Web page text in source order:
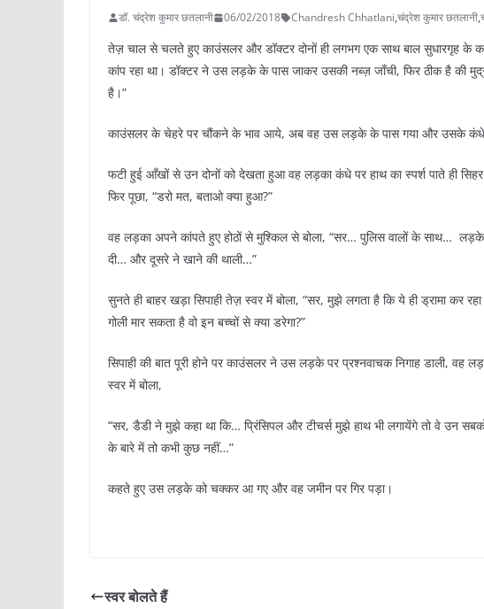
डॉ. चंद्रेश कुमार छतलानी 06/02/2018 Chandresh Chhatlani,चंद्रेश कुमार छतलानी,
तेज़ चाल से चलते हुए काउंसलर और डॉक्टर दोनों ही लगभग एक साथ बाल सुधारगृह के
कांप रहा था। डॉक्टर ने उस लड़के के पास जाकर उसकी नब्ज़ जाँची, फिर ठीक है की
है।”
काउंसलर के चेहरे पर चौंकने के भाव आये, अब वह उस लड़के के पास गया और उसके कंधे
फटी हुई आँखों से उन दोनों को देखता हुआ वह लड़का कंधे पर हाथ का स्पर्श पाते ही
फिर पूछा, “डरो मत, बताओ क्या हुआ?”
वह लड़का अपने कांपते हुए होठों से मुश्किल से बोला, “सर… पुलिस वालों के साथ…
दी… और दूसरे ने खाने की थाली…”
सुनते ही बाहर खड़ा सिपाही तेज़ स्वर में बोला, “सर, मुझे लगता है कि ये ही ड्रामा कर
गोली मार सकता है वो इन बच्चों से क्या डरेगा?”
सिपाही की बात पूरी होने पर काउंसलर ने उस लड़के पर प्रश्नवाचक निगाह डाली,
स्वर में बोला,
“सर, डैडी ने मुझे कहा था कि… प्रिंसिपल और टीचर्स मुझे हाथ भी लगायेंगे तो वे उन
के बारे में तो कभी कुछ नहीं…”
कहते हुए उस लड़के को चक्कर आ गए और वह जमीन पर गिर पड़ा।
स्वर बोलते हैं